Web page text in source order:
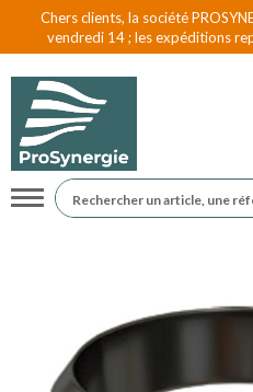
Chers clients, la société
vendredi 14 ; les expéditions
Navigation